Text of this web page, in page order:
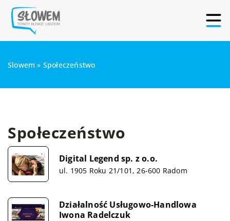
Slowem » Społeczeństwo
Społeczeństwo
Digital Legend sp. z o.o.
ul. 1905 Roku 21/101, 26-600 Radom
Działalność Usługowo-Handlowa
Iwona Radelczuk